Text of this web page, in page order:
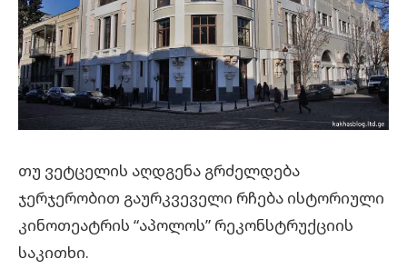
თუ ვეტცელის აღდგენა გრძელდება
ჯერჯერობით გაურკვეველი რჩება ისტორიული
კინოთეატრის “აპოლოს” რეკონსტრუქციის
საკითხი.